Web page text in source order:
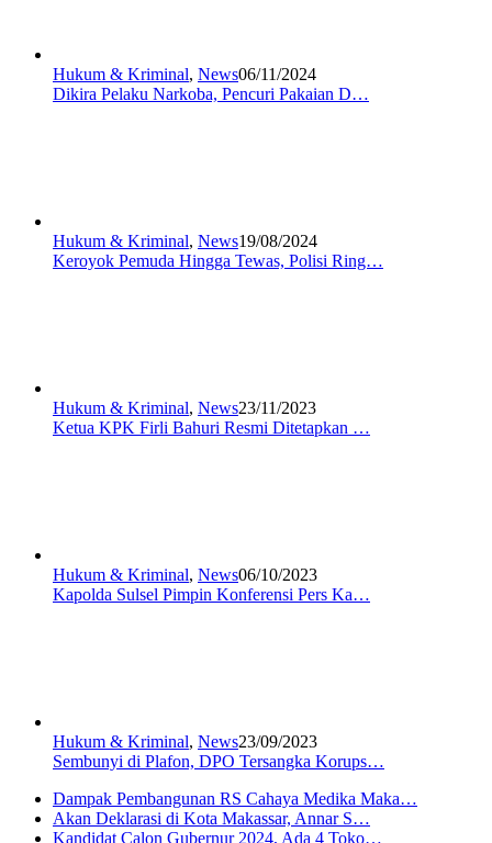
Hukum & Kriminal, News06/11/2024
Dikira Pelaku Narkoba, Pencuri Pakaian D…
Hukum & Kriminal, News19/08/2024
Keroyok Pemuda Hingga Tewas, Polisi Ring…
Hukum & Kriminal, News23/11/2023
Ketua KPK Firli Bahuri Resmi Ditetapkan …
Hukum & Kriminal, News06/10/2023
Kapolda Sulsel Pimpin Konferensi Pers Ka…
Hukum & Kriminal, News23/09/2023
Sembunyi di Plafon, DPO Tersangka Korups…
Dampak Pembangunan RS Cahaya Medika Maka…
Akan Deklarasi di Kota Makassar, Annar S…
Kandidat Calon Gubernur 2024, Ada 4 Toko…